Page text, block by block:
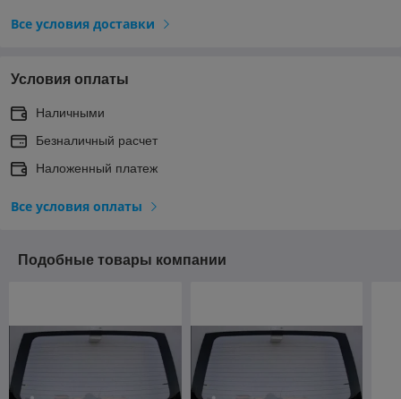
Все условия доставки
Условия оплаты
Наличными
Безналичный расчет
Наложенный платеж
Все условия оплаты
Подобные товары компании